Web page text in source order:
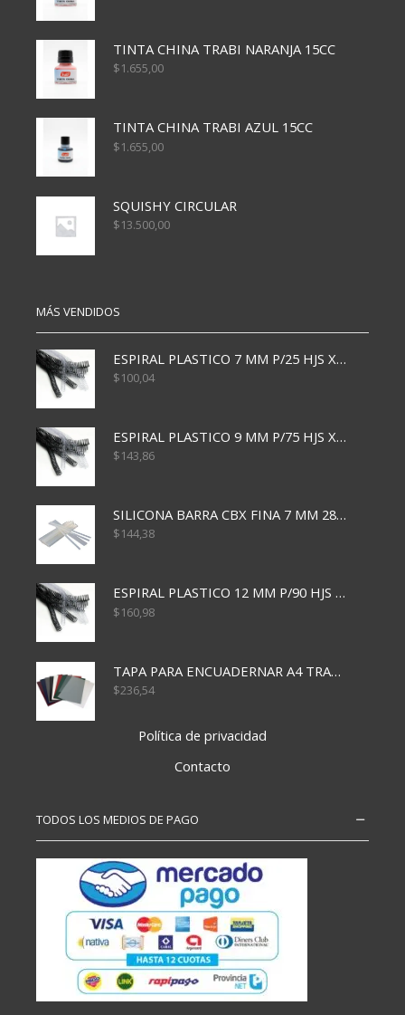
TINTA CHINA TRABI NARANJA 15CC
$1.655,00
TINTA CHINA TRABI AZUL 15CC
$1.655,00
SQUISHY CIRCULAR
$13.500,00
MÁS VENDIDOS
ESPIRAL PLASTICO 7 MM P/25 HJS X50x3000
$100,04
ESPIRAL PLASTICO 9 MM P/75 HJS X50X2400
$143,86
SILICONA BARRA CBX FINA 7 MM 28 CM
$144,38
ESPIRAL PLASTICO 12 MM P/90 HJS X50X1500
$160,98
TAPA PARA ENCUADERNAR A4 TRANSP x50x500
$236,54
Política de privacidad
Contacto
TODOS LOS MEDIOS DE PAGO